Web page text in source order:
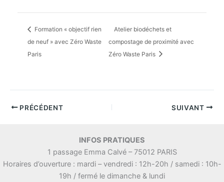
Formation « objectif rien
de neuf » avec Zéro Waste
Paris
Atelier biodéchets et
compostage de proximité avec
Zéro Waste Paris
PRÉCÉDENT SUIVANT
INFOS PRATIQUES
1 passage Emma Calvé – 75012 PARIS
Horaires d’ouverture : mardi – vendredi : 12h-20h / samedi : 10h-
19h / fermé le dimanche & lundi